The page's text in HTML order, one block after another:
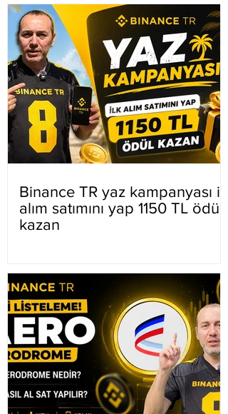
Binance TR yaz kampanyası ilk
alım satımını yap 1150 TL ödül
kazan